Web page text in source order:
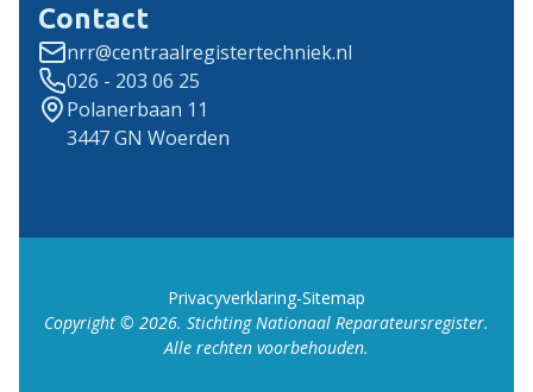
Contact
nrr@centraalregistertechniek.nl
026 - 203 06 25
Polanerbaan 11
3447 GN Woerden
Privacyverklaring-Sitemap
Copyright © 2026. Stichting Nationaal Reparateursregister.
Alle rechten voorbehouden.